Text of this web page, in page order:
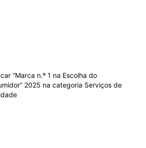
“Marca n.º 1 na Escolha do
2025 na categoria Serviços de